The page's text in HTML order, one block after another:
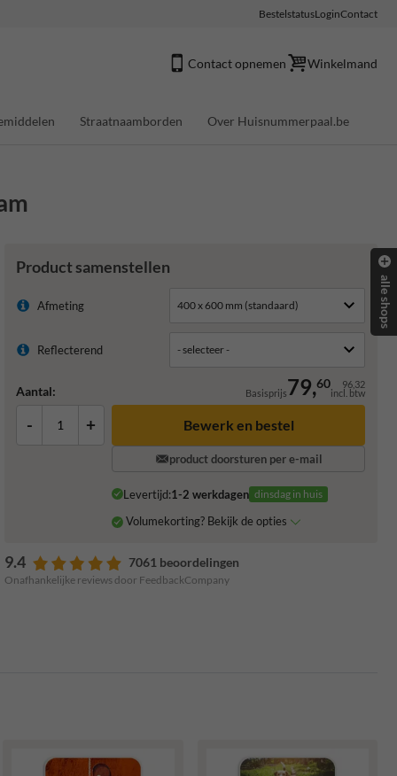
BestelstatusLoginContact
Contact opnemen Winkelmand
Straatnaamborden Over Huisnummerpaal.be
Product samenstellen
Afmeting
Reflecterend
Aantal: Basisprijs79,60 96,32
incl. btw
- +
product doorsturen per e-mail
Levertijd:1-2 werkdagen dinsdag in huis
Volumekorting? Bekijk de opties
9.4 7061 beoordelingen
Onafhankelijke reviews door FeedbackCompany
alle shops